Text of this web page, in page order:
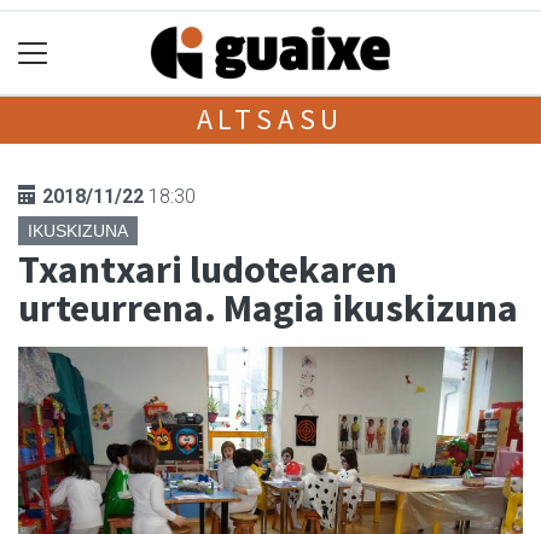
ALTSASU
2018/11/22 18:30
IKUSKIZUNA
Txantxari ludotekaren
urteurrena. Magia ikuskizuna